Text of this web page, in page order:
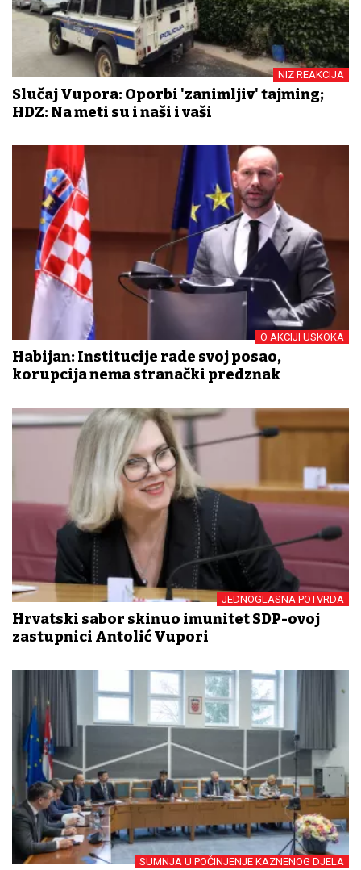
NIZ REAKCIJA
Slučaj Vupora: Oporbi 'zanimljiv' tajming;
HDZ: Na meti su i naši i vaši
O AKCIJI USKOKA
Habijan: Institucije rade svoj posao,
korupcija nema stranački predznak
JEDNOGLASNA POTVRDA
Hrvatski sabor skinuo imunitet SDP-ovoj
zastupnici Antolić Vupori
SUMNJA U POČINJENJE KAZNENOG DJELA